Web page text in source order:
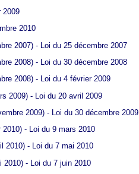
2009
2010
2007) - Loi du 25 décembre 2007
2008) - Loi du 30 décembre 2008
2008) - Loi du 4 février 2009
2009) - Loi du 20 avril 2009
2009) - Loi du 30 décembre 2009
- Loi du 9 mars 2010
2010) - Loi du 7 mai 2010
- Loi du 7 juin 2010